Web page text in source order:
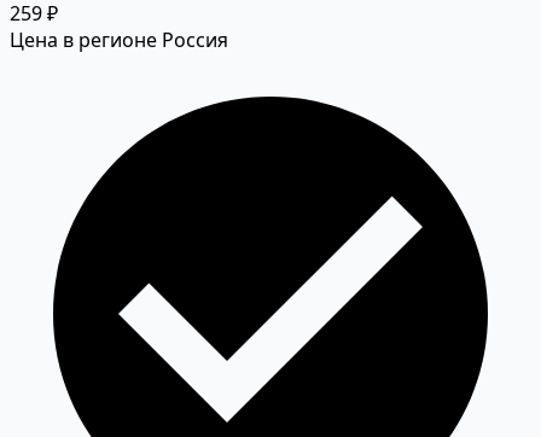
259 ₽
Цена в регионе Россия